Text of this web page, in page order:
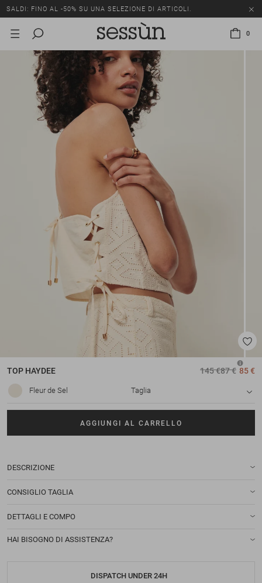
SALDI: FINO AL -50% SU UNA SELEZIONE DI ARTICOLI.
0
TOP HAYDEE 145 €87 € 85 €
Fleur de Sel Taglia
AGGIUNGI AL CARRELLO
DESCRIZIONE
CONSIGLIO TAGLIA
DETTAGLI E COMPO
HAI BISOGNO DI ASSISTENZA?
DISPATCH UNDER 24H